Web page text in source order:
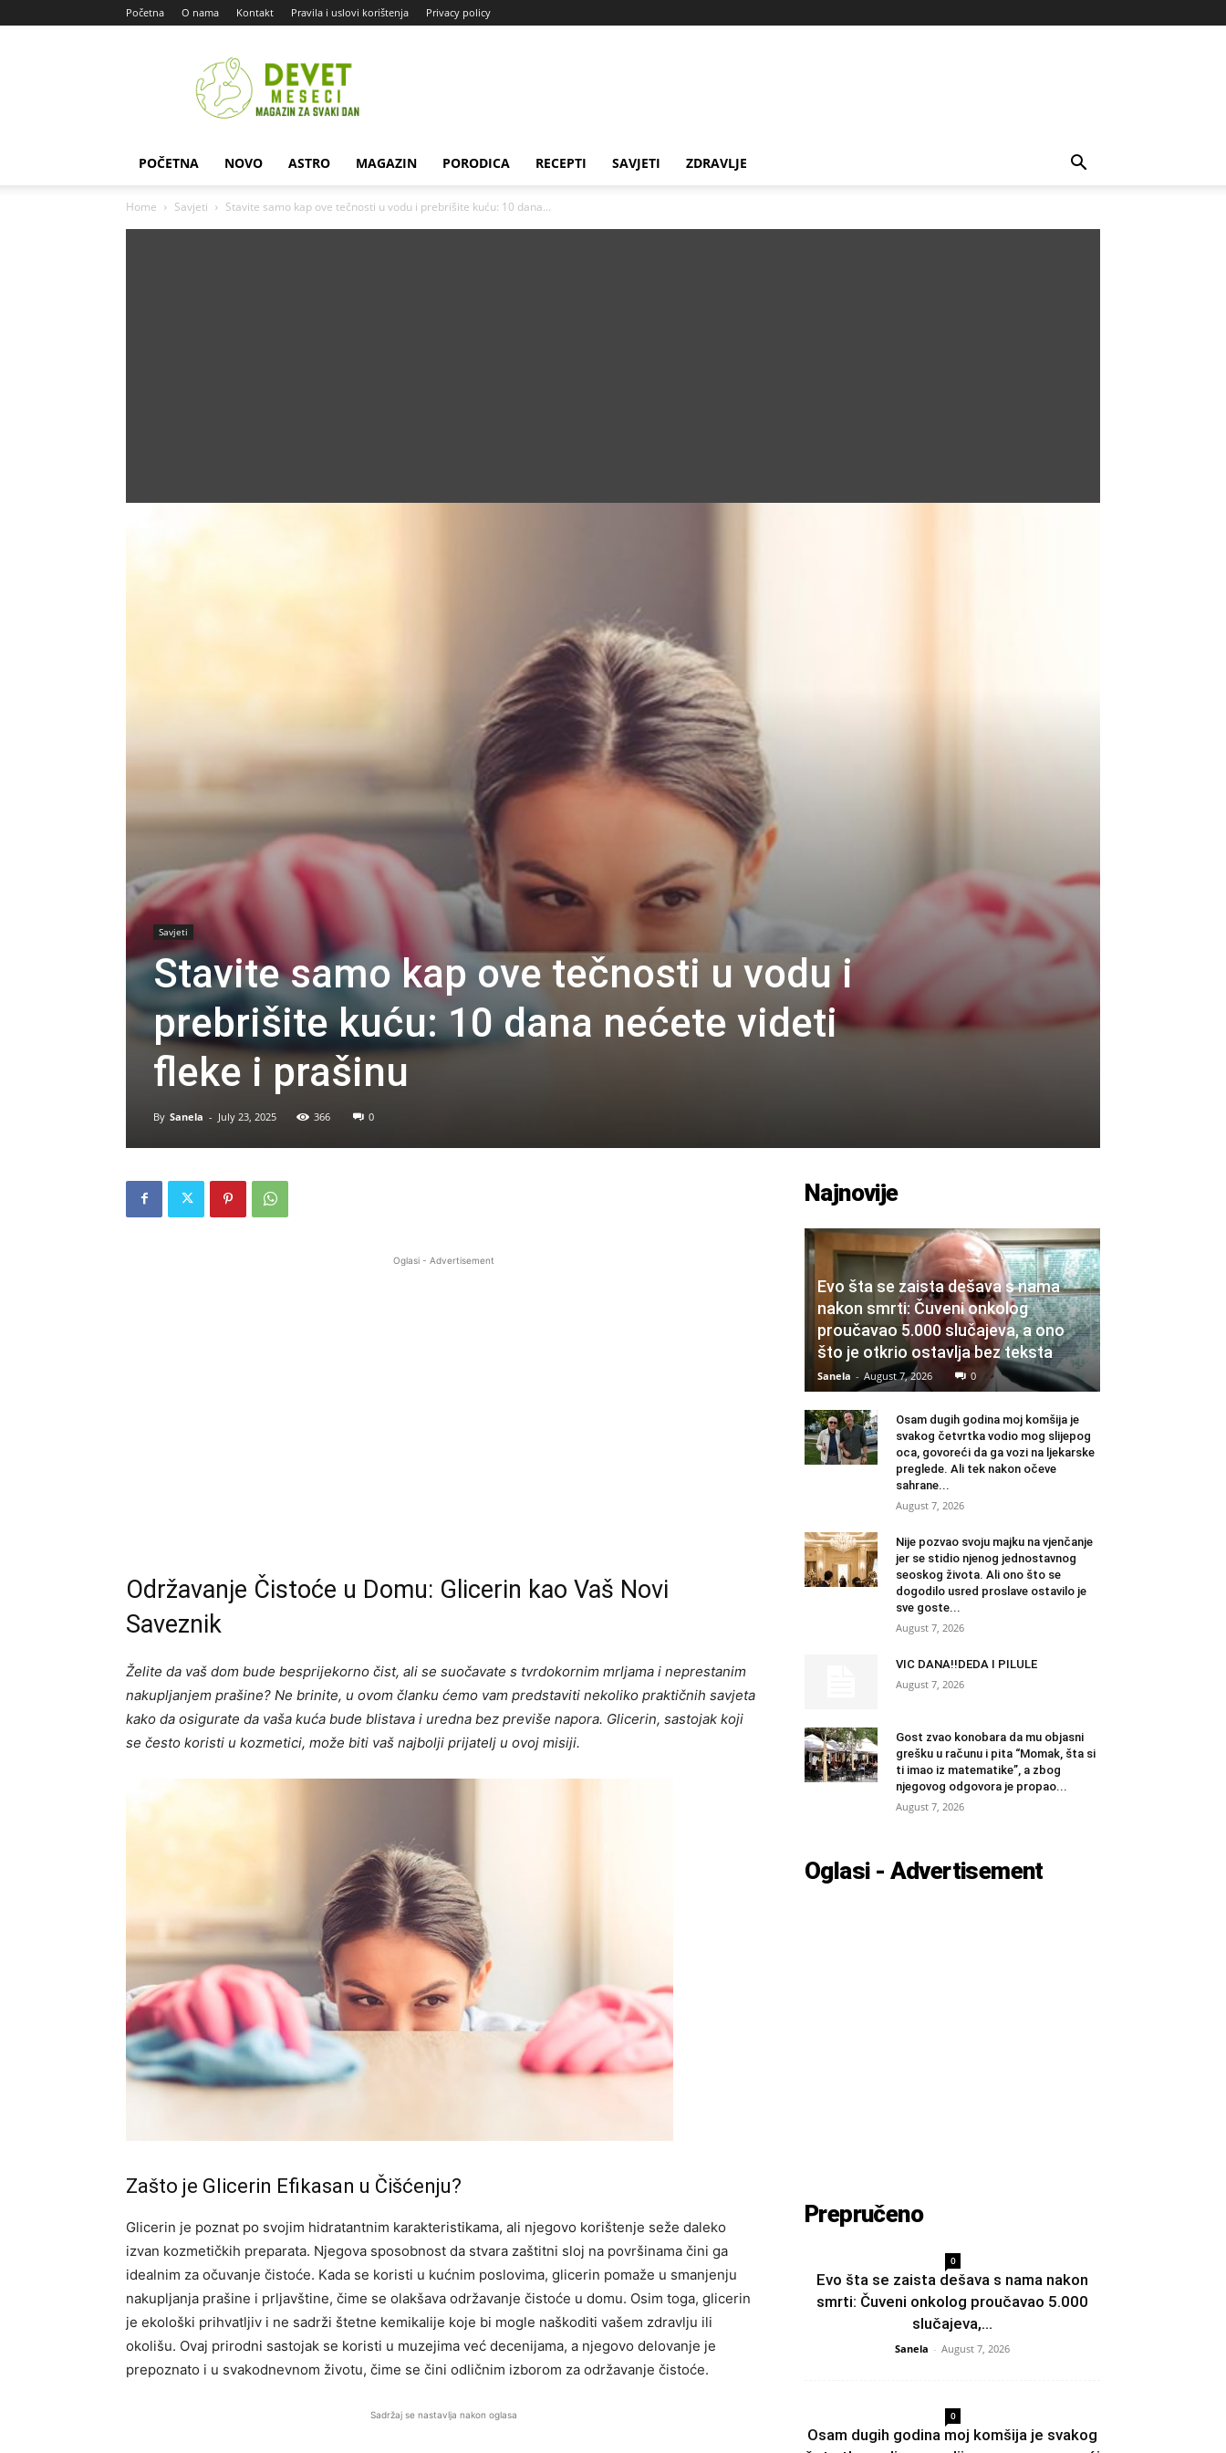
Početna O nama Kontakt Pravila i uslovi korištenja Privacy policy
Devet
Meseci
POČETNA NOVO ASTRO MAGAZIN PORODICA RECEPTI SAVJETI ZDRAVLJE
Home Savjeti Stavite samo kap ove tečnosti u vodu i prebrišite kuću: 10 dana...
Savjeti
Stavite samo kap ove tečnosti u vodu i
prebrišite kuću: 10 dana nećete videti
fleke i prašinu
By Sanela - July 23, 2025 366 0
Oglasi - Advertisement
Održavanje Čistoće u Domu: Glicerin kao Vaš Novi
Saveznik
Želite da vaš dom bude besprijekorno čist, ali se suočavate s tvrdokornim mrljama i neprestanim
nakupljanjem prašine? Ne brinite, u ovom članku ćemo vam predstaviti nekoliko praktičnih savjeta
kako da osigurate da vaša kuća bude blistava i uredna bez previše napora. Glicerin, sastojak koji
se često koristi u kozmetici, može biti vaš najbolji prijatelj u ovoj misiji.
Zašto je Glicerin Efikasan u Čišćenju?
Glicerin je poznat po svojim hidratantnim karakteristikama, ali njegovo korištenje seže daleko
izvan kozmetičkih preparata. Njegova sposobnost da stvara zaštitni sloj na površinama čini ga
idealnim za očuvanje čistoće. Kada se koristi u kućnim poslovima, glicerin pomaže u smanjenju
nakupljanja prašine i prljavštine, čime se olakšava održavanje čistoće u domu. Osim toga, glicerin
je ekološki prihvatljiv i ne sadrži štetne kemikalije koje bi mogle naškoditi vašem zdravlju ili
okolišu. Ovaj prirodni sastojak se koristi u muzejima već decenijama, a njegovo delovanje je
prepoznato i u svakodnevnom životu, čime se čini odličnim izborom za održavanje čistoće.
Sadržaj se nastavlja nakon oglasa
Najnovije
Evo šta se zaista dešava s nama
nakon smrti: Čuveni onkolog
proučavao 5.000 slučajeva, a ono
što je otkrio ostavlja bez teksta
Sanela - August 7, 2026 0
Osam dugih godina moj komšija je
svakog četvrtka vodio mog slijepog
oca, govoreći da ga vozi na ljekarske
preglede. Ali tek nakon očeve
sahrane...
August 7, 2026
Nije pozvao svoju majku na vjenčanje
jer se stidio njenog jednostavnog
seoskog života. Ali ono što se
dogodilo usred proslave ostavilo je
sve goste...
August 7, 2026
VIC DANA!!DEDA I PILULE
August 7, 2026
Gost zvao konobara da mu objasni
grešku u računu i pita “Momak, šta si
ti imao iz matematike”, a zbog
njegovog odgovora je propao...
August 7, 2026
Oglasi - Advertisement
Prepručeno
0
Evo šta se zaista dešava s nama nakon
smrti: Čuveni onkolog proučavao 5.000
slučajeva,...
Sanela - August 7, 2026
0
Osam dugih godina moj komšija je svakog